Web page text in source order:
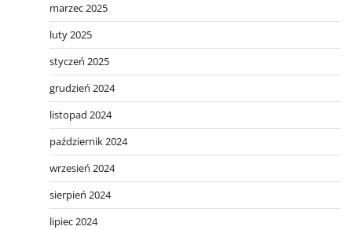
marzec 2025
luty 2025
styczeń 2025
grudzień 2024
listopad 2024
październik 2024
wrzesień 2024
sierpień 2024
lipiec 2024